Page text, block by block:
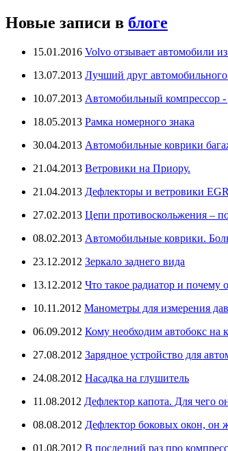
Новые записи в блоге
15.01.2016 Volvo отзывает автомобили
13.07.2013 Лучший друг автомобильного
10.07.2013 Автомобильный компрессор -
18.05.2013 Рамка номерного знака
30.04.2013 Автомобильные коврики
21.04.2013 Ветровики на Приору.
21.04.2013 Дефлекторы и ветровики EGR
27.02.2013 Цепи противоскольжения –
08.02.2013 Автомобильные коврики.
23.12.2012 Зеркало заднего вида
13.12.2012 Что такое радиатор и почему
10.11.2012 Манометры для измерения
06.09.2012 Кому необходим автобокс на
27.08.2012 Зарядное устройство для
24.08.2012 Насадка на глушитель
11.08.2012 Дефлектор капота. Для чего
08.08.2012 Дефлектор боковых окон, он
01.08.2012 В последний раз про